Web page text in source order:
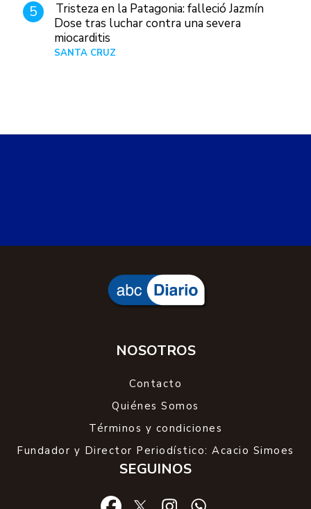
5
Tristeza en la Patagonia: falleció Jazmín
Dose tras luchar contra una severa
miocarditis
SANTA CRUZ
NOSOTROS
Contacto
Quiénes Somos
Términos y condiciones
Fundador y Director Periodístico: Acacio Simoes
SEGUINOS